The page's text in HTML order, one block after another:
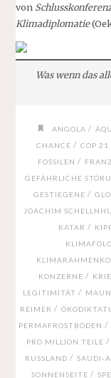
von
Klimadiplomatie
Was wenn das
ANGOLA /
CHANCE / COP 21
FOSSILEN /
GEFÄHRLICHE
GESTIEGENE /
JOACHIM
KATAR /
KONZERNE /
LEGITIMITÄT /
REIMER /
PERMAFROSTBÖDEN /
PRO MILLION TEILE /
RUSSLAND / SAUDI-
SONNENSEITE /